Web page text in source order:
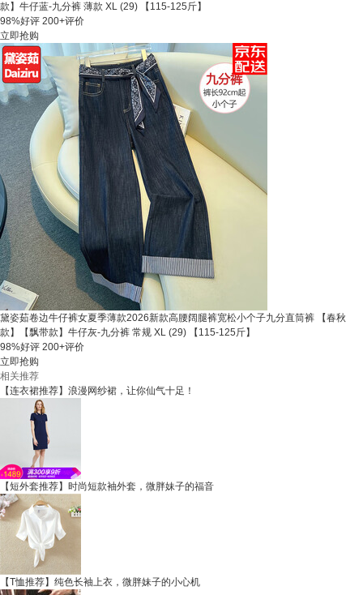
款】牛仔蓝-九分裤 薄款 XL (29) 【115-125斤】
98%好评 200+评价
立即抢购
黛姿茹卷边牛仔裤女夏季薄款2026新款高腰阔腿裤宽松小个子九分直筒裤 【春秋
款】【飘带款】牛仔灰-九分裤 常规 XL (29) 【115-125斤】
98%好评 200+评价
立即抢购
相关推荐
【连衣裙推荐】浪漫网纱裙，让你仙气十足！
【短外套推荐】时尚短款袖外套，微胖妹子的福音
【T恤推荐】纯色长袖上衣，微胖妹子的小心机